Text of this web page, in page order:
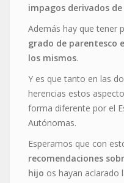
impagos derivados de
Además hay que tener
grado de parentesco
los mismos.
Y es que tanto en las
herencias estos
forma diferente por el
Autónomas.
Esperamos que con
recomendaciones
hijo os hayan aclarado